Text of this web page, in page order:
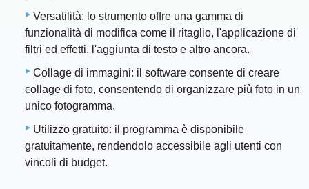
Versatilità: lo strumento offre una gamma di
funzionalità di modifica come il ritaglio, l'applicazione di
filtri ed effetti, l'aggiunta di testo e altro ancora.
Collage di immagini: il software consente di creare
collage di foto, consentendo di organizzare più foto in un
unico fotogramma.
Utilizzo gratuito: il programma è disponibile
gratuitamente, rendendolo accessibile agli utenti con
vincoli di budget.